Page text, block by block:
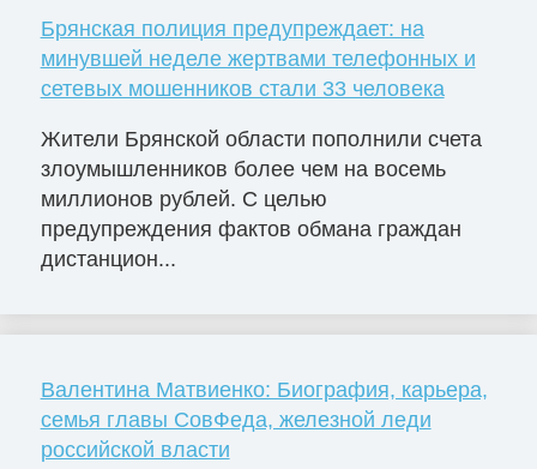
Брянская полиция предупреждает: на
минувшей неделе жертвами телефонных и
сетевых мошенников стали 33 человека
Жители Брянской области пополнили счета
злоумышленников более чем на восемь
миллионов рублей. С целью
предупреждения фактов обмана граждан
дистанцион...
Валентина Матвиенко: Биография, карьера,
семья главы СовФеда, железной леди
российской власти